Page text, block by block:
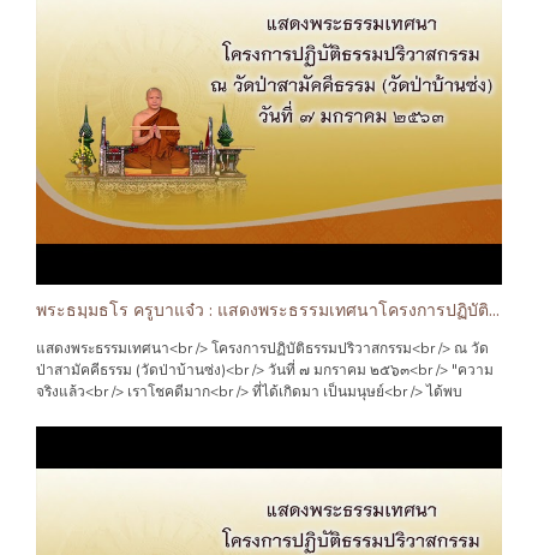
พระธมฺมธโร ครูบาแจ๋ว : แสดงพระธรรมเทศนาโครงการปฏิบัติธรรมปริวาสกรรม
แสดงพระธรรมเทศนา<br /> โครงการปฏิบัติธรรมปริวาสกรรม<br /> ณ วัด
ป่าสามัคคีธรรม (วัดป่าบ้านซ่ง)<br /> วันที่ ๗ มกราคม ๒๕๖๓<br /> "ความ
จริงแล้ว<br /> เราโชคดีมาก<br /> ที่ได้เกิดมา เป็นมนุษย์<br /> ได้พบ